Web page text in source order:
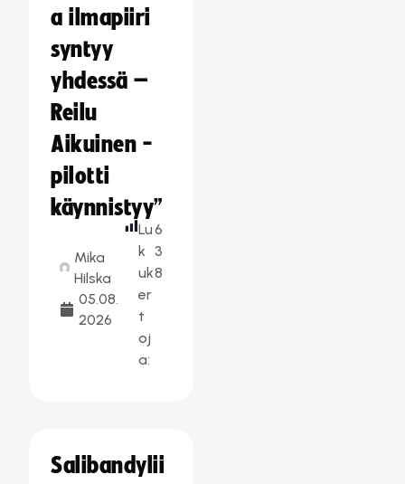
a ilmapiiri
syntyy
yhdessä –
Reilu
Aikuinen -
pilotti
käynnistyy”
Mika
Hilska
05.08.
2026
Lu
k
uk
er
t
oj
a:
6
3
8
Salibandylii